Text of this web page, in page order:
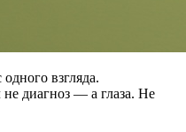
взгляда.
диагноз — а глаза. Не